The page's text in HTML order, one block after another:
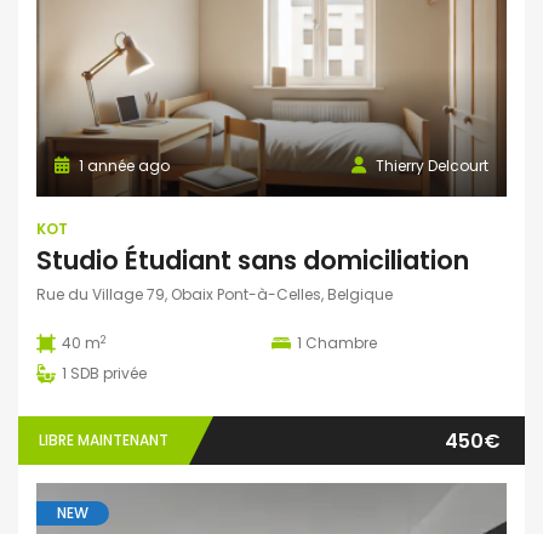
Thierry Delcourt
1 année ago
KOT
Studio Étudiant sans domiciliation
Rue du Village 79, Obaix Pont-à-Celles, Belgique
40 m2 1 Chambre
1 SDB privée
LIBRE MAINTENANT 450€
NEW